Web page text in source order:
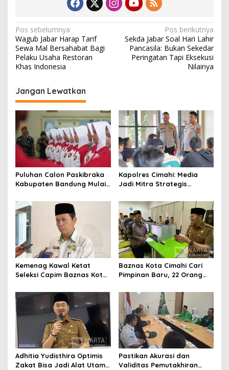
N
a
v
g
a
s
i
p
o
s
Pos sebelumnya
Wagub Jabar Harap Tarif
Sewa Mal Bersahabat Bagi
Pelaku Usaha Restoran
Khas Indonesia
Pos berikutnya
Sekda Jabar Soal Hari Lahir
Pancasila: Bukan Sekedar
Peringatan Tapi Eksekusi
Nilainya
Jangan Lewatkan
Puluhan Calon Paskibraka
Kabupaten Bandung Mulai
Kapolres Cimahi: Media
Jadi Mitra Strategis
Publik
Kemenag Kawal Ketat
Seleksi Capim Baznas Kota
Komisioner Baznas
Berintegritas
Baznas Kota Cimahi Cari
Pimpinan Baru, 22 Orang
Adhitia Yudisthira Optimis
Zakat Bisa Jadi Alat Utama
Pastikan Akurasi dan
Validitas Pemutakhiran